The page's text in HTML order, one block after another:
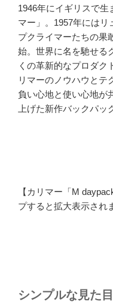
1946年にイギリスで生
マー」。1957年にはリ
プクライマーたちの果
始。世界に名を馳せる
くの革新的なプロダク
リマーのノウハウとテ
負い心地と使い心地が
上げた新作バックパッ
【カリマー「M
プすると拡大表示され
シンプルな見た